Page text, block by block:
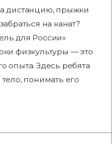
дистанцию, прыжки
на канат?
для России»
физкультуры — это
опыта. Здесь ребята
понимать его